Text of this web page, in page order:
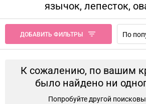
язычок, лепесток,
ДОБАВИТЬ ФИЛЬТРЫ По
К сожалению, по вашим
было найдено ни
Попробуйте другой